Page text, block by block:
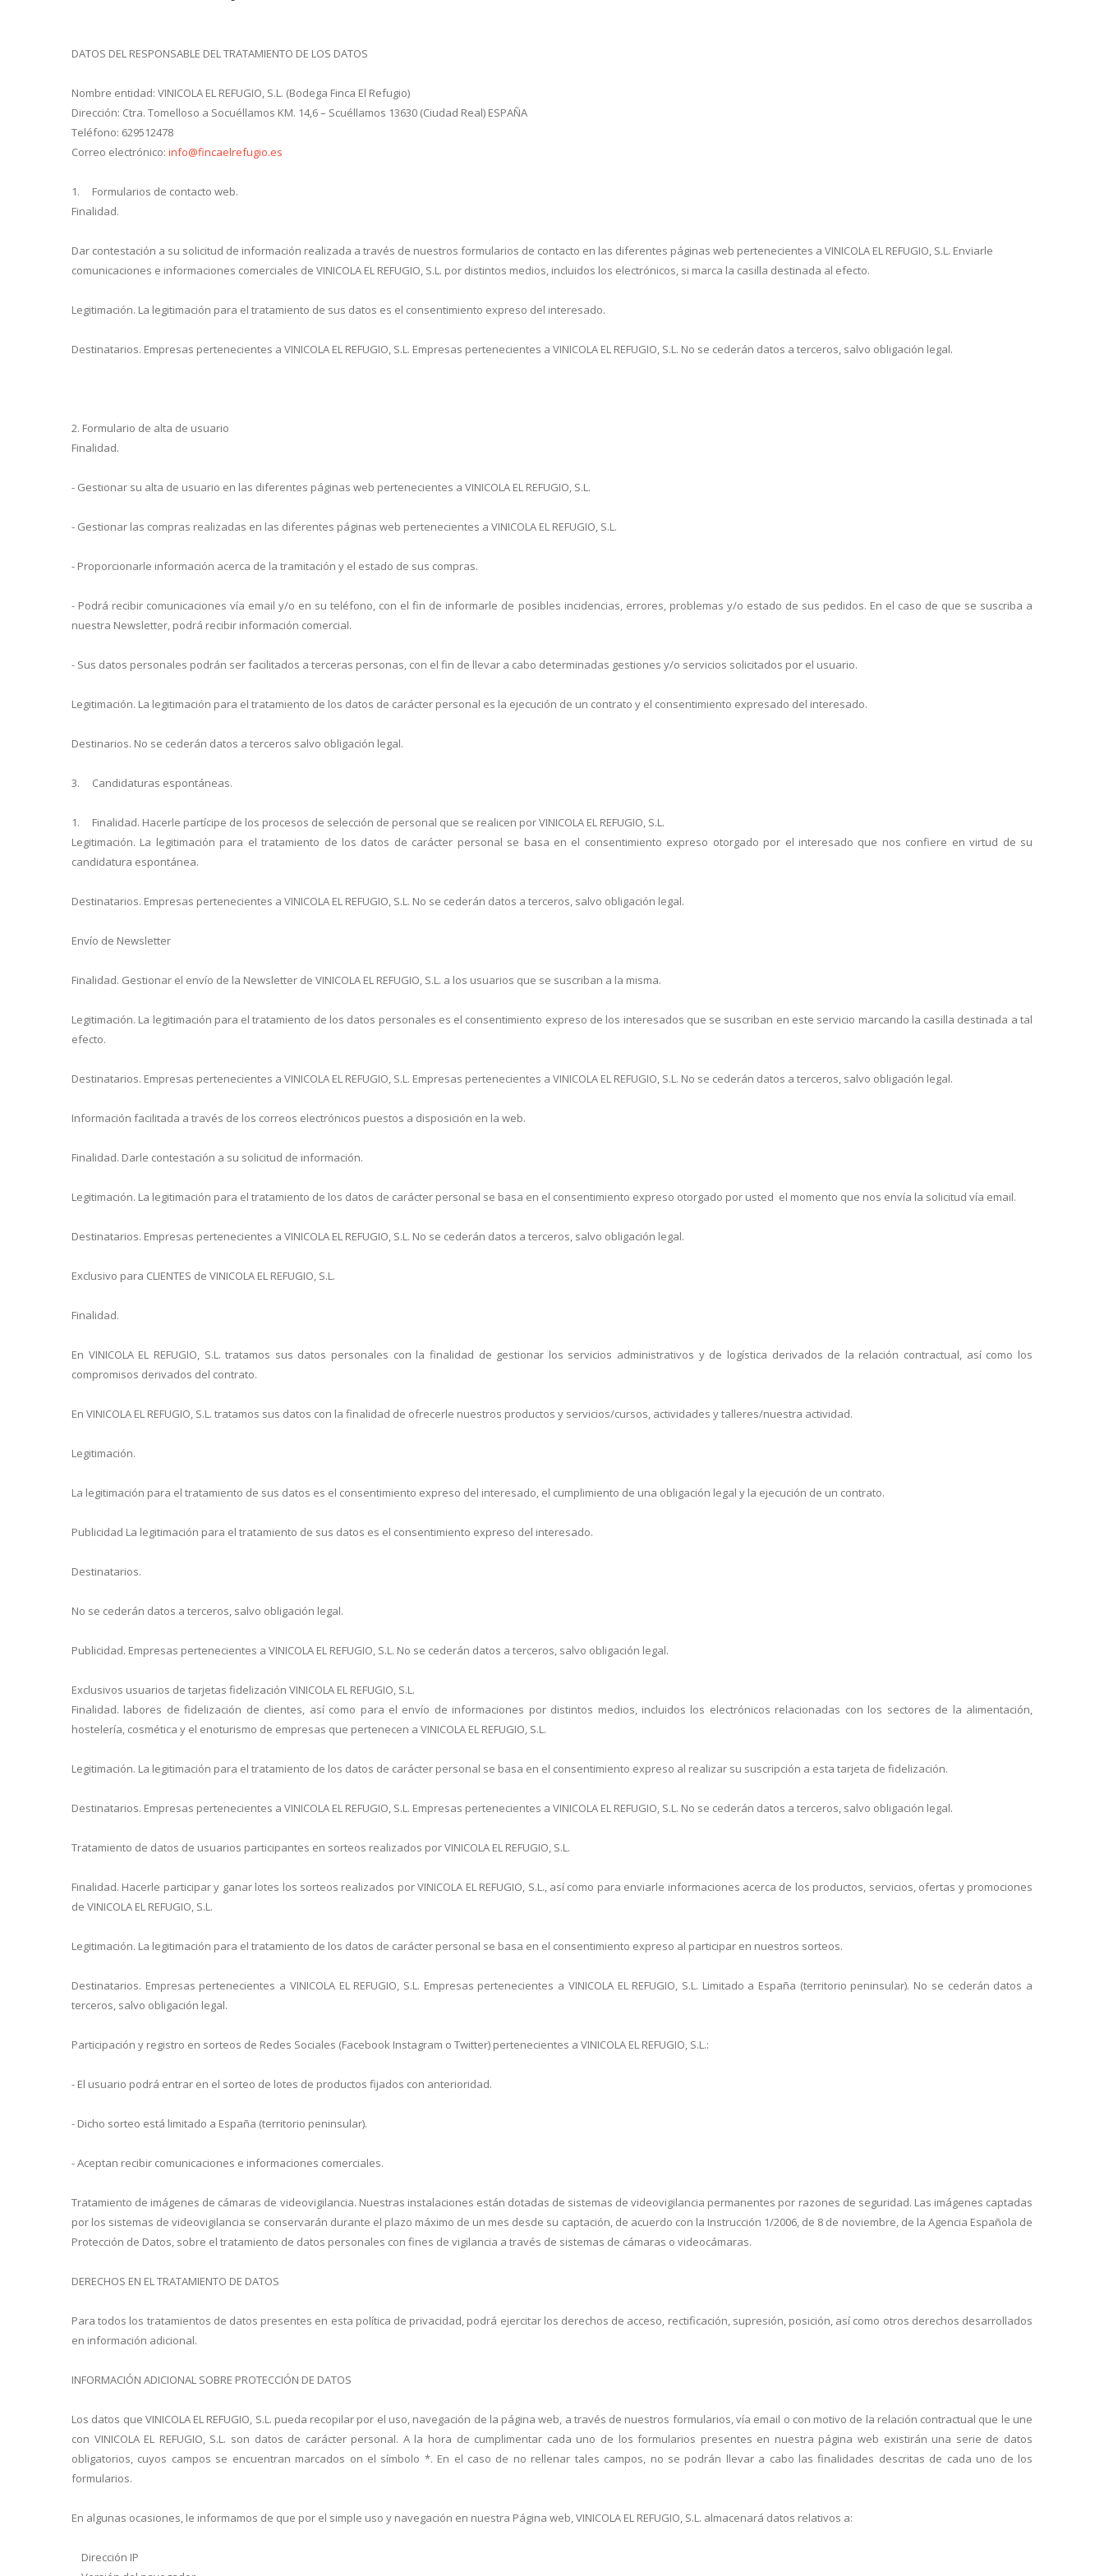
DATOS DEL RESPONSABLE DEL TRATAMIENTO DE LOS DATOS
Nombre entidad: VINICOLA EL REFUGIO, S.L. (Bodega Finca El Refugio)
Dirección: Ctra. Tomelloso a Socuéllamos KM. 14,6 – Scuéllamos 13630 (Ciudad Real) ESPAÑA
Teléfono: 629512478
Correo electrónico: info@fincaelrefugio.es
1. Formularios de contacto web.
Finalidad.
Dar contestación a su solicitud de información realizada a través de nuestros formularios de contacto en las diferentes páginas web pertenecientes a VINICOLA EL REFUGIO, S.L. Enviarle
comunicaciones e informaciones comerciales de VINICOLA EL REFUGIO, S.L. por distintos medios, incluidos los electrónicos, si marca la casilla destinada al efecto.
Legitimación. La legitimación para el tratamiento de sus datos es el consentimiento expreso del interesado.
Destinatarios. Empresas pertenecientes a VINICOLA EL REFUGIO, S.L. Empresas pertenecientes a VINICOLA EL REFUGIO, S.L. No se cederán datos a terceros, salvo obligación legal.
2. Formulario de alta de usuario
Finalidad.
- Gestionar su alta de usuario en las diferentes páginas web pertenecientes a VINICOLA EL REFUGIO, S.L.
- Gestionar las compras realizadas en las diferentes páginas web pertenecientes a VINICOLA EL REFUGIO, S.L.
- Proporcionarle información acerca de la tramitación y el estado de sus compras.
- Podrá recibir comunicaciones vía email y/o en su teléfono, con el fin de informarle de posibles incidencias, errores, problemas y/o estado de sus pedidos. En el caso de que se suscriba a
nuestra Newsletter, podrá recibir información comercial.
- Sus datos personales podrán ser facilitados a terceras personas, con el fin de llevar a cabo determinadas gestiones y/o servicios solicitados por el usuario.
Legitimación. La legitimación para el tratamiento de los datos de carácter personal es la ejecución de un contrato y el consentimiento expresado del interesado.
Destinarios. No se cederán datos a terceros salvo obligación legal.
3. Candidaturas espontáneas.
1. Finalidad. Hacerle partícipe de los procesos de selección de personal que se realicen por VINICOLA EL REFUGIO, S.L.
Legitimación. La legitimación para el tratamiento de los datos de carácter personal se basa en el consentimiento expreso otorgado por el interesado que nos confiere en virtud de su
candidatura espontánea.
Destinatarios. Empresas pertenecientes a VINICOLA EL REFUGIO, S.L. No se cederán datos a terceros, salvo obligación legal.
Envío de Newsletter
Finalidad. Gestionar el envío de la Newsletter de VINICOLA EL REFUGIO, S.L. a los usuarios que se suscriban a la misma.
Legitimación. La legitimación para el tratamiento de los datos personales es el consentimiento expreso de los interesados que se suscriban en este servicio marcando la casilla destinada a tal
efecto.
Destinatarios. Empresas pertenecientes a VINICOLA EL REFUGIO, S.L. Empresas pertenecientes a VINICOLA EL REFUGIO, S.L. No se cederán datos a terceros, salvo obligación legal.
Información facilitada a través de los correos electrónicos puestos a disposición en la web.
Finalidad. Darle contestación a su solicitud de información.
Legitimación. La legitimación para el tratamiento de los datos de carácter personal se basa en el consentimiento expreso otorgado por usted el momento que nos envía la solicitud vía email.
Destinatarios. Empresas pertenecientes a VINICOLA EL REFUGIO, S.L. No se cederán datos a terceros, salvo obligación legal.
Exclusivo para CLIENTES de VINICOLA EL REFUGIO, S.L.
Finalidad.
En VINICOLA EL REFUGIO, S.L. tratamos sus datos personales con la finalidad de gestionar los servicios administrativos y de logística derivados de la relación contractual, así como los
compromisos derivados del contrato.
En VINICOLA EL REFUGIO, S.L. tratamos sus datos con la finalidad de ofrecerle nuestros productos y servicios/cursos, actividades y talleres/nuestra actividad.
Legitimación.
La legitimación para el tratamiento de sus datos es el consentimiento expreso del interesado, el cumplimiento de una obligación legal y la ejecución de un contrato.
Publicidad La legitimación para el tratamiento de sus datos es el consentimiento expreso del interesado.
Destinatarios.
No se cederán datos a terceros, salvo obligación legal.
Publicidad. Empresas pertenecientes a VINICOLA EL REFUGIO, S.L. No se cederán datos a terceros, salvo obligación legal.
Exclusivos usuarios de tarjetas fidelización VINICOLA EL REFUGIO, S.L.
Finalidad. labores de fidelización de clientes, así como para el envío de informaciones por distintos medios, incluidos los electrónicos relacionadas con los sectores de la alimentación,
hostelería, cosmética y el enoturismo de empresas que pertenecen a VINICOLA EL REFUGIO, S.L.
Legitimación. La legitimación para el tratamiento de los datos de carácter personal se basa en el consentimiento expreso al realizar su suscripción a esta tarjeta de fidelización.
Destinatarios. Empresas pertenecientes a VINICOLA EL REFUGIO, S.L. Empresas pertenecientes a VINICOLA EL REFUGIO, S.L. No se cederán datos a terceros, salvo obligación legal.
Tratamiento de datos de usuarios participantes en sorteos realizados por VINICOLA EL REFUGIO, S.L.
Finalidad. Hacerle participar y ganar lotes los sorteos realizados por VINICOLA EL REFUGIO, S.L., así como para enviarle informaciones acerca de los productos, servicios, ofertas y promociones
de VINICOLA EL REFUGIO, S.L.
Legitimación. La legitimación para el tratamiento de los datos de carácter personal se basa en el consentimiento expreso al participar en nuestros sorteos.
Destinatarios. Empresas pertenecientes a VINICOLA EL REFUGIO, S.L. Empresas pertenecientes a VINICOLA EL REFUGIO, S.L. Limitado a España (territorio peninsular). No se cederán datos a
terceros, salvo obligación legal.
Participación y registro en sorteos de Redes Sociales (Facebook Instagram o Twitter) pertenecientes a VINICOLA EL REFUGIO, S.L.:
- El usuario podrá entrar en el sorteo de lotes de productos fijados con anterioridad.
- Dicho sorteo está limitado a España (territorio peninsular).
- Aceptan recibir comunicaciones e informaciones comerciales.
Tratamiento de imágenes de cámaras de videovigilancia. Nuestras instalaciones están dotadas de sistemas de videovigilancia permanentes por razones de seguridad. Las imágenes captadas
por los sistemas de videovigilancia se conservarán durante el plazo máximo de un mes desde su captación, de acuerdo con la Instrucción 1/2006, de 8 de noviembre, de la Agencia Española de
Protección de Datos, sobre el tratamiento de datos personales con fines de vigilancia a través de sistemas de cámaras o videocámaras.
DERECHOS EN EL TRATAMIENTO DE DATOS
Para todos los tratamientos de datos presentes en esta política de privacidad, podrá ejercitar los derechos de acceso, rectificación, supresión, posición, así como otros derechos desarrollados
en información adicional.
INFORMACIÓN ADICIONAL SOBRE PROTECCIÓN DE DATOS
Los datos que VINICOLA EL REFUGIO, S.L. pueda recopilar por el uso, navegación de la página web, a través de nuestros formularios, vía email o con motivo de la relación contractual que le une
con VINICOLA EL REFUGIO, S.L. son datos de carácter personal. A la hora de cumplimentar cada uno de los formularios presentes en nuestra página web existirán una serie de datos
obligatorios, cuyos campos se encuentran marcados on el símbolo *. En el caso de no rellenar tales campos, no se podrán llevar a cabo las finalidades descritas de cada uno de los
formularios.
En algunas ocasiones, le informamos de que por el simple uso y navegación en nuestra Página web, VINICOLA EL REFUGIO, S.L. almacenará datos relativos a:
Dirección IP